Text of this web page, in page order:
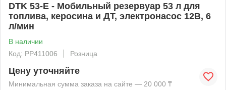
DTK 53-E - Мобильный резервуар 53 л для
топлива, керосина и ДТ, электронасос 12В, 6
л/мин
В наличии
Код: PP411006
Розница
Цену уточняйте
Минимальная сумма заказа на сайте — 20 000 ₸